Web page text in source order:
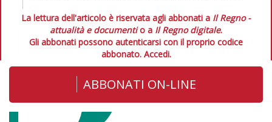
La lettura dell'articolo è riservata agli abbonati a Il Regno -
attualità e documentio a Il Regno digitale.
Gli abbonati possono autenticarsi con il proprio codice
abbonato. Accedi.
ABBONATI ON-LINE